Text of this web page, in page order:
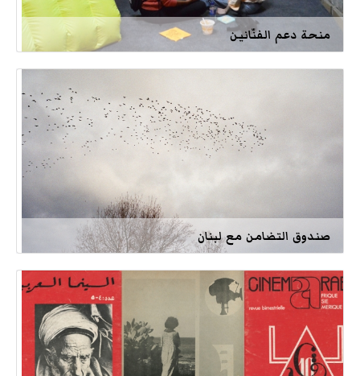
منحة دعم الفنّانين
صندوق التضامن مع لبنان